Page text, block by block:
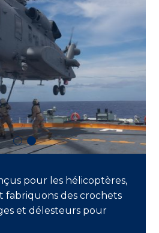
pour les hélicoptères,
fabriquons des crochets
et délesteurs pour